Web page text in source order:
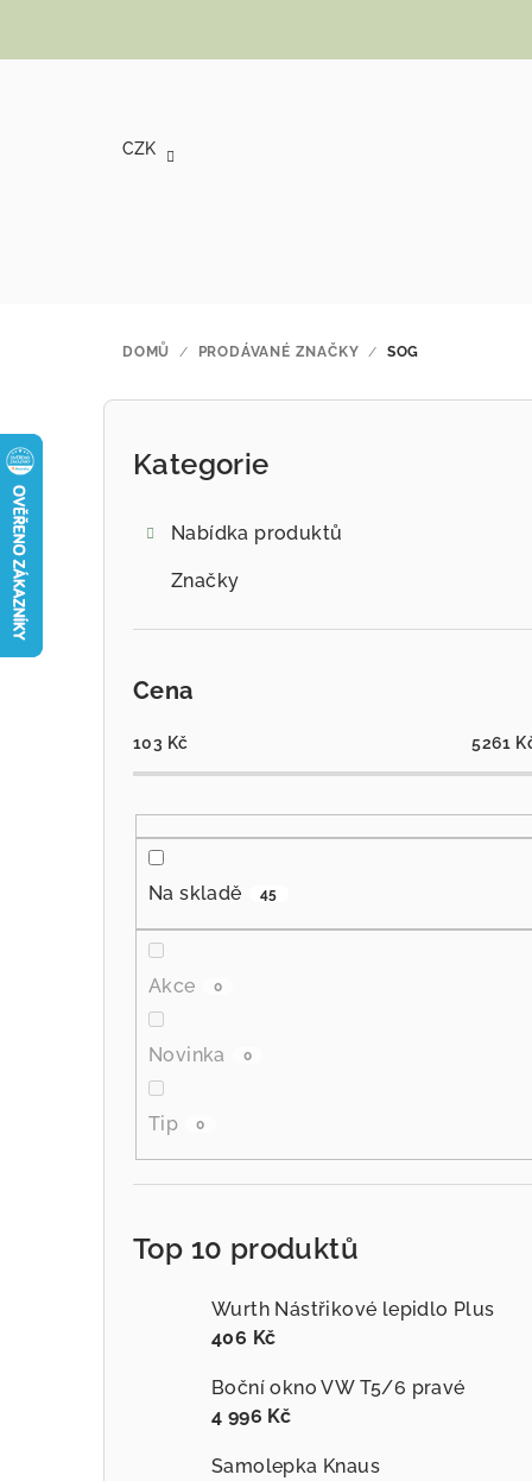
CZK
DOMŮ / PRODÁVANÉ ZNAČKY / SOG
Postranní panel
Přeskočit kategorie
Kategorie
Nabídka produktů
Značky
Cena
103 Kč 5261
Na skladě 45
Akce 0
Novinka 0
Tip 0
Top 10 produktů
Wurth Nástřikové lepidlo Plus
406 Kč
Boční okno VW T5/6 pravé
4 996 Kč
Samolepka Knaus